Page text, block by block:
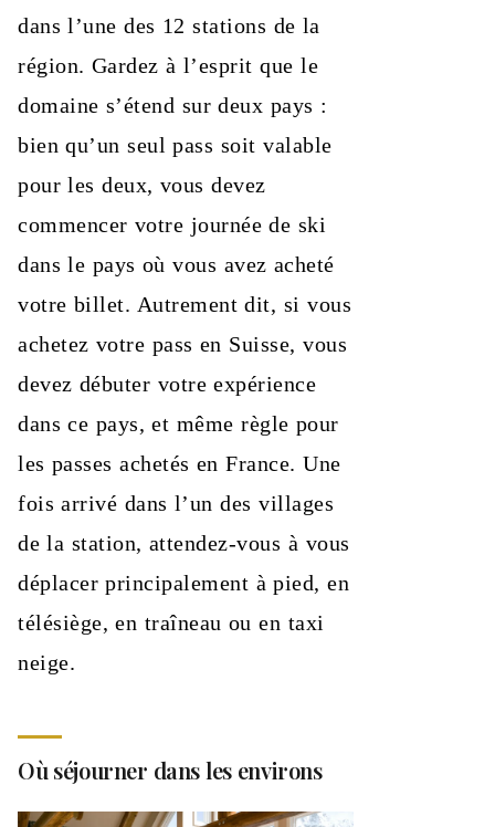
dans l’une des 12 stations de la
région. Gardez à l’esprit que le
domaine s’étend sur deux pays :
bien qu’un seul pass soit valable
pour les deux, vous devez
commencer votre journée de ski
dans le pays où vous avez acheté
votre billet. Autrement dit, si vous
achetez votre pass en Suisse, vous
devez débuter votre expérience
dans ce pays, et même règle pour
les passes achetés en France. Une
fois arrivé dans l’un des villages
de la station, attendez-vous à vous
déplacer principalement à pied, en
télésiège, en traîneau ou en taxi
neige.
Où séjourner dans les environs